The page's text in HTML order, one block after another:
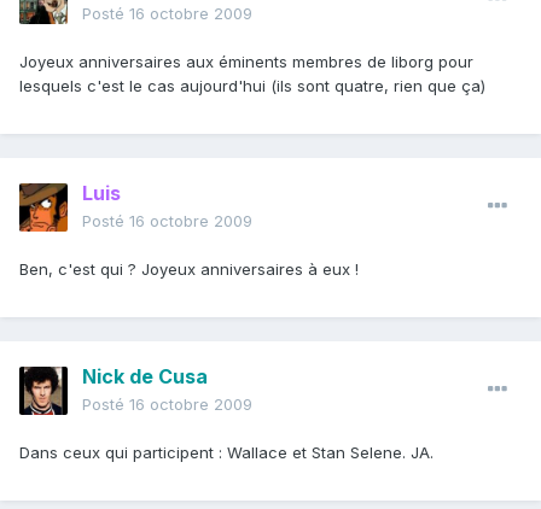
Posté 16 octobre 2009
Joyeux anniversaires aux éminents membres de liborg pour
lesquels c'est le cas aujourd'hui (ils sont quatre, rien que ça)
Luis
Posté 16 octobre 2009
Ben, c'est qui ? Joyeux anniversaires à eux !
Nick de Cusa
Posté 16 octobre 2009
Dans ceux qui participent : Wallace et Stan Selene. JA.